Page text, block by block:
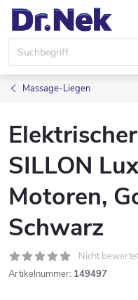
Zum
Inhalt
springen
Massage-Liegen
SILLON
Motoren,
Schwarz
Nicht
Artikelnummer: 149497